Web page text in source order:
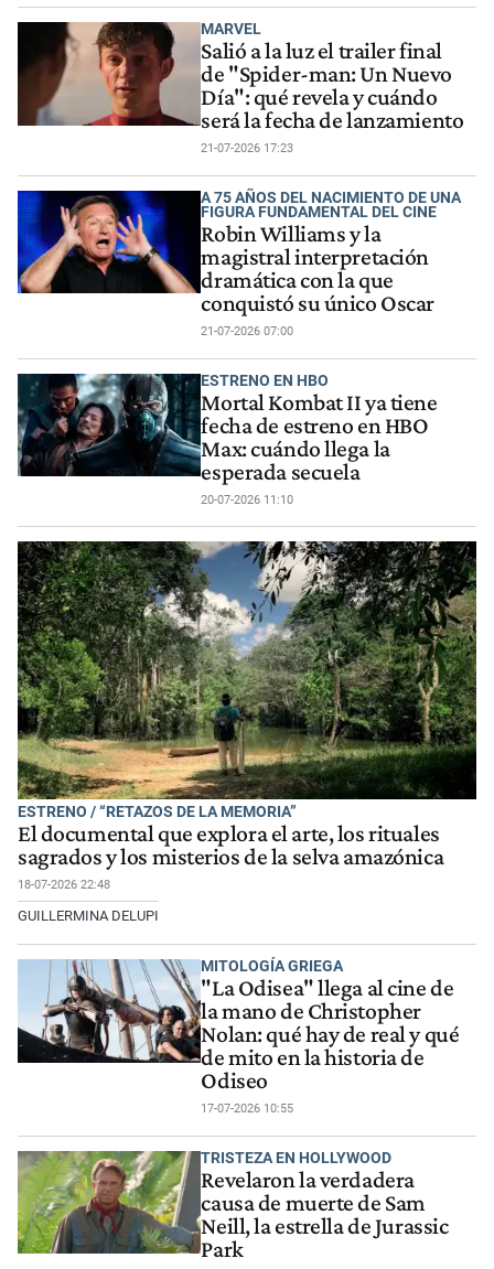
MARVEL
Salió a la luz el trailer final
de "Spider-man: Un Nuevo
Día": qué revela y cuándo
será la fecha de lanzamiento
21-07-2026 17:23
A 75 AÑOS DEL NACIMIENTO DE UNA
FIGURA FUNDAMENTAL DEL CINE
Robin Williams y la
magistral interpretación
dramática con la que
conquistó su único Oscar
21-07-2026 07:00
ESTRENO EN HBO
Mortal Kombat II ya tiene
fecha de estreno en HBO
Max: cuándo llega la
esperada secuela
20-07-2026 11:10
ESTRENO / “RETAZOS DE LA MEMORIA”
El documental que explora el arte, los rituales
sagrados y los misterios de la selva amazónica
18-07-2026 22:48
GUILLERMINA DELUPI
MITOLOGÍA GRIEGA
"La Odisea" llega al cine de
la mano de Christopher
Nolan: qué hay de real y qué
de mito en la historia de
Odiseo
17-07-2026 10:55
TRISTEZA EN HOLLYWOOD
Revelaron la verdadera
causa de muerte de Sam
Neill, la estrella de Jurassic
Park